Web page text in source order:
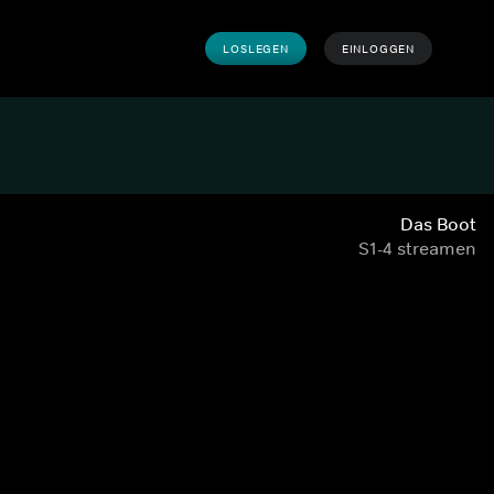
LOSLEGEN EINLOGGEN
Das Boot
S1-4 streamen